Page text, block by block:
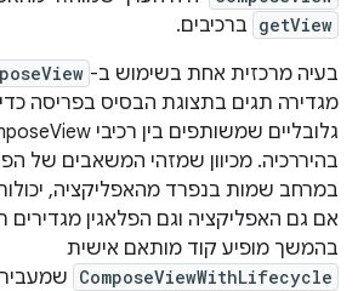
getView ברכיבים.
בעיה מרכזית אחת בשימוש ב-
מגדירה תגים בתצוגת הבסיס בפריסה
בהיררכיה. מכיוון שמזהי המשאבים של
במרחב שמות בנפרד מהאפליקציה, יכולות
אם גם האפליקציה וגם הפלאגין מגדירים
בהמשך מופיע קוד מותאם אישית
ComposeViewWithLifecycle